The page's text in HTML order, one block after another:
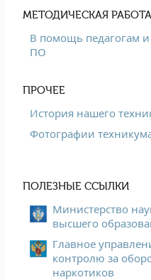
МЕТОДИЧЕСКАЯ РАБОТА
В помощь педагогам и
ПО
ПРОЧЕЕ
История нашего
Фотографии
ПОЛЕЗНЫЕ ССЫЛКИ
Министерство
высшего
Главное
контролю за
наркотиков